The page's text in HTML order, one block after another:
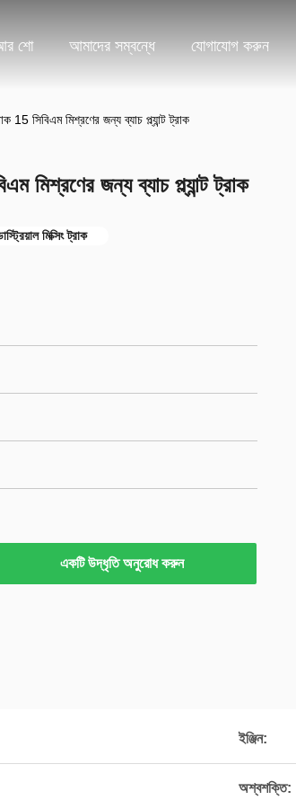
শো আমাদের সম্বন্ধে যোগাযোগ করুন
15 সিবিএম মিশ্রণের জন্য ব্যাচ প্ল্যান্ট ট্রাক
মিশ্রণের জন্য ব্যাচ প্ল্যান্ট ট্রাক
মিক্সিং ট্রাক
একটি উদ্ধৃতি অনুরোধ করুন
ইঞ্জিন:
অশ্বশক্তি: